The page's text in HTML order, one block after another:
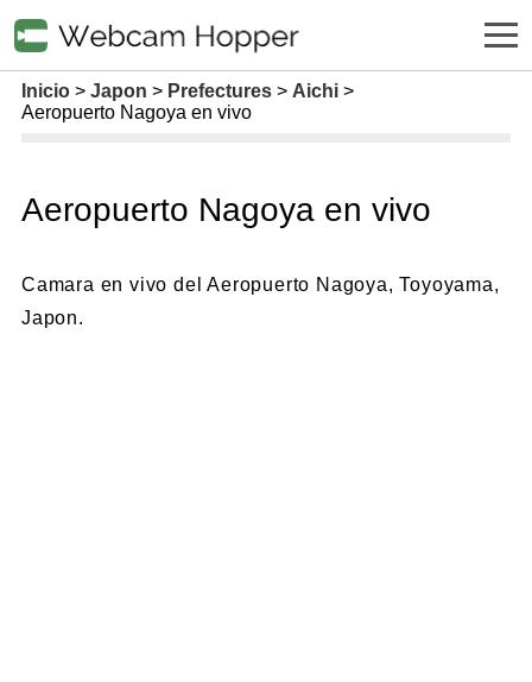
Inicio Japon Prefectures
Aichi
Aeropuerto Nagoya en vivo
Aeropuerto Nagoya en vivo
Camara en vivo del Aeropuerto Nagoya, Toyoyama,
Japon.